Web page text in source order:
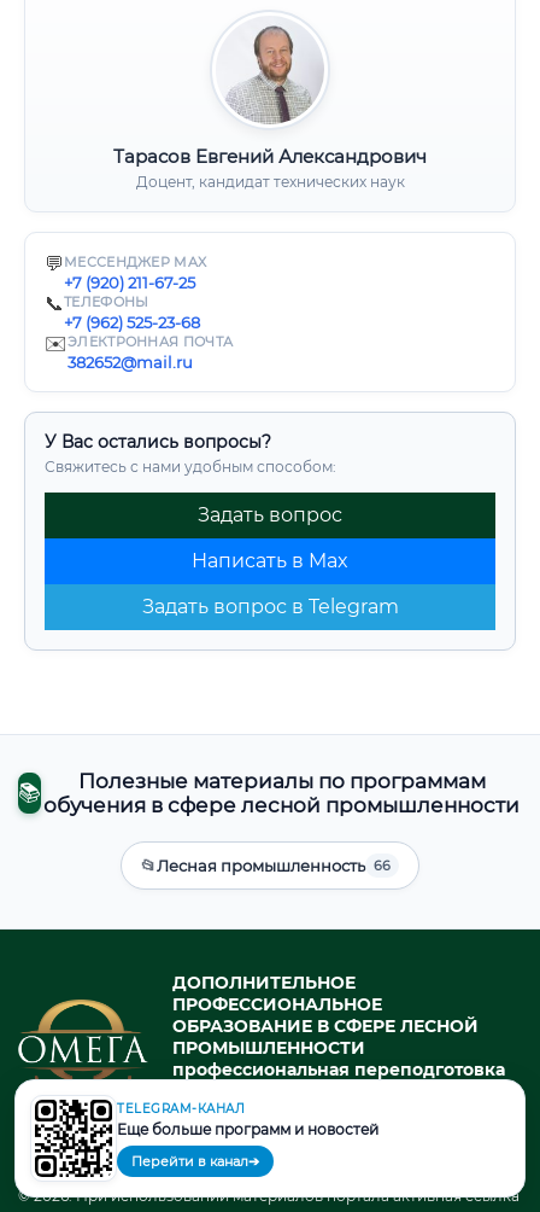
Тарасов Евгений Александрович
Доцент, кандидат технических наук
💬 МЕССЕНДЖЕР MAX
+7 (920) 211-67-25
📞ТЕЛЕФОНЫ
+7 (962) 525-23-68
✉️ЭЛЕКТРОННАЯ ПОЧТА
382652@mail.ru
У Вас остались вопросы?
Свяжитесь с нами удобным способом:
Задать вопрос
Написать в Max
Задать вопрос в Telegram
📚
Полезные материалы по программам
обучения в сфере лесной промышленности
📂Лесная промышленность 66
ДОПОЛНИТЕЛЬНОЕ
ПРОФЕССИОНАЛЬНОЕ
ОБРАЗОВАНИЕ В СФЕРЕ ЛЕСНОЙ
ПРОМЫШЛЕННОСТИ
профессиональная переподготовка
государственном университете
© 2026. При использовании материалов портала активная ссылка
TELEGRAM-КАНАЛ
Еще больше программ и новостей
Перейти в канал➔